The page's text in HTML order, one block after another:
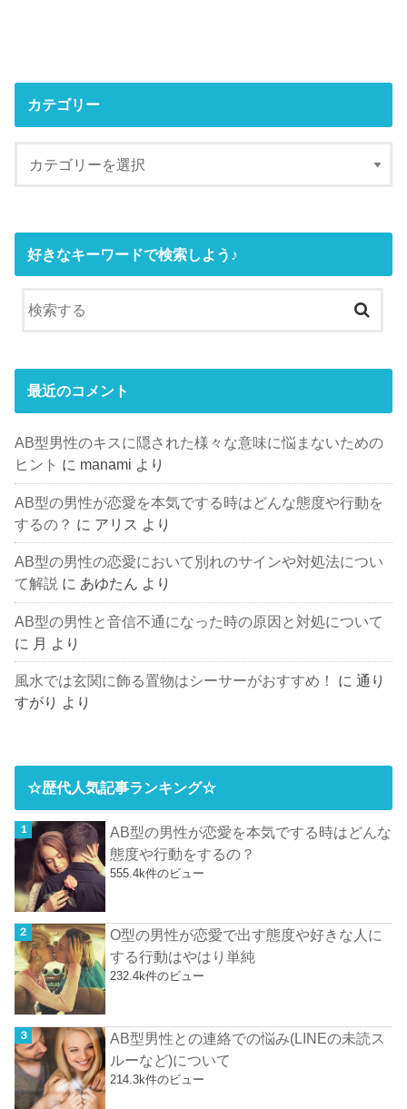
カテゴリー
好きなキーワードで検索しよう♪
最近のコメント
AB型男性のキスに隠された様々な意味に悩まないための
ヒント に manami より
AB型の男性が恋愛を本気でする時はどんな態度や行動を
するの？ に アリス より
AB型の男性の恋愛において別れのサインや対処法につい
て解説 に あゆたん より
AB型の男性と音信不通になった時の原因と対処について
に 月 より
風水では玄関に飾る置物はシーサーがおすすめ！ に通り
すがり より
☆歴代人気記事ランキング☆
AB型の男性が恋愛を本気でする時はどんな
態度や行動をするの？
555.4k件のビュー
O型の男性が恋愛で出す態度や好きな人に
する行動はやはり単純
232.4k件のビュー
AB型男性との連絡での悩み(LINEの未読ス
ルーなど)について
214.3k件のビュー